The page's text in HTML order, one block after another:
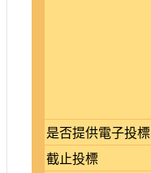
是否提供電子投標
截止投標